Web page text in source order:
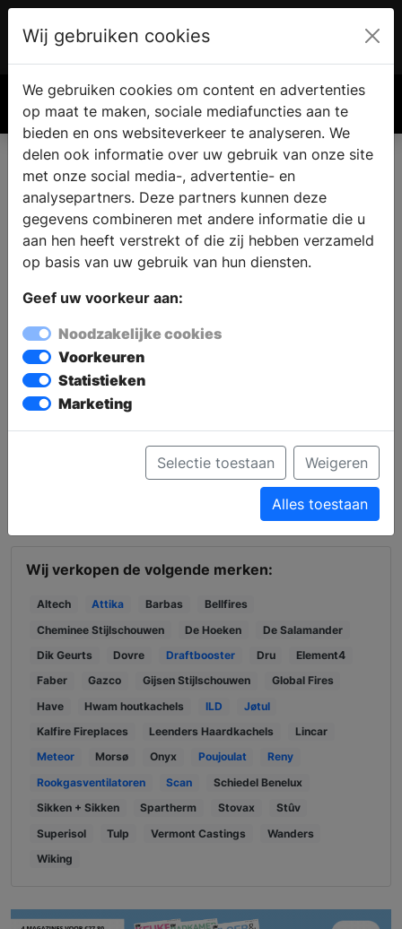
€ 0.00
POTGIETER - Heino
POTGIETER - Heino
8141 GN HEINO
Navigeer met Waze
Navigeer met Kaarten
Wij verkopen de volgende merken:
Altech Attika Barbas
Bellfires
Cheminee Stijlschouwen
De Hoeken
De Salamander
Dik Geurts
Dovre Draftbooster Dru
Element4
Faber
Gazco Gijsen Stijlschouwen
Global Fires
Have
Hwam houtkachels ILD
Jøtul
Kalfire Fireplaces
Leenders Haardkachels
Lincar
Meteor
Morsø Onyx Poujoulat
Reny
Rookgasventilatoren
Scan
Schiedel Benelux
Sikken + Sikken
Spartherm Stovax
Stûv
Superisol
Tulp Vermont Castings
Wanders
Wiking
Wij gebruiken cookies
We gebruiken cookies om content en advertenties
op maat te maken, sociale mediafuncties aan te
bieden en ons websiteverkeer te analyseren. We
delen ook informatie over uw gebruik van onze site
met onze social media-, advertentie- en
analysepartners. Deze partners kunnen deze
gegevens combineren met andere informatie die u
aan hen heeft verstrekt of die zij hebben verzameld
op basis van uw gebruik van hun diensten.
Geef uw voorkeur aan:
Noodzakelijke cookies
Voorkeuren
Statistieken
Marketing
Selectie toestaan Weigeren
Alles toestaan